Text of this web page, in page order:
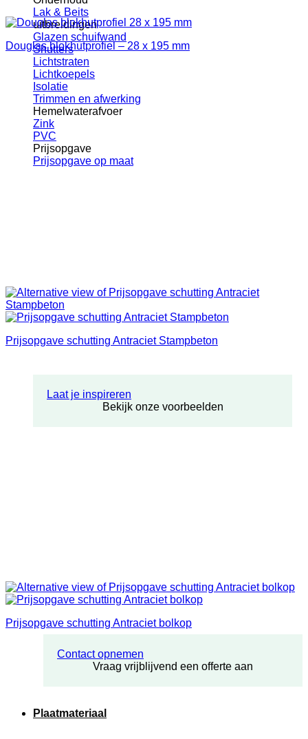
Lak & Beits
uitbreidingen
Glazen schuifwand
Shutters
Lichtstraten
Lichtkoepels
Isolatie
Trimmen en afwerking
Hemelwaterafvoer
Zink
PVC
Prijsopgave
Prijsopgave op maat
Laat je inspireren
Bekijk onze voorbeelden
Contact opnemen
Vraag vrijblijvend een offerte aan
Plaatmateriaal
Douglas blokhutprofiel – 28 x 195 mm
Prijsopgave schutting Antraciet Stampbeton
Prijsopgave schutting Antraciet bolkop